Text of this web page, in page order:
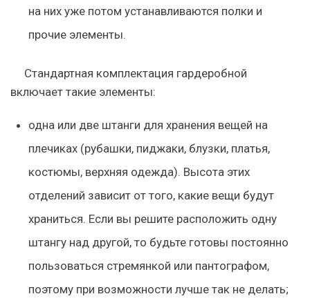
на них уже потом устанавливаются полки и
прочие элементы.
Стандартная комплектация гардеробной
включает такие элементы:
одна или две штанги для хранения вещей на
плечиках(рубашки, пиджаки, блузки, платья,
костюмы, верхняя одежда). Высота этих
отделений зависит от того, какие вещи будут
храниться. Если вы решите расположить одну
штангу над другой, то будьте готовы постоянно
пользоваться стремянкой или пантографом,
поэтому при возможности лучше так не делать;